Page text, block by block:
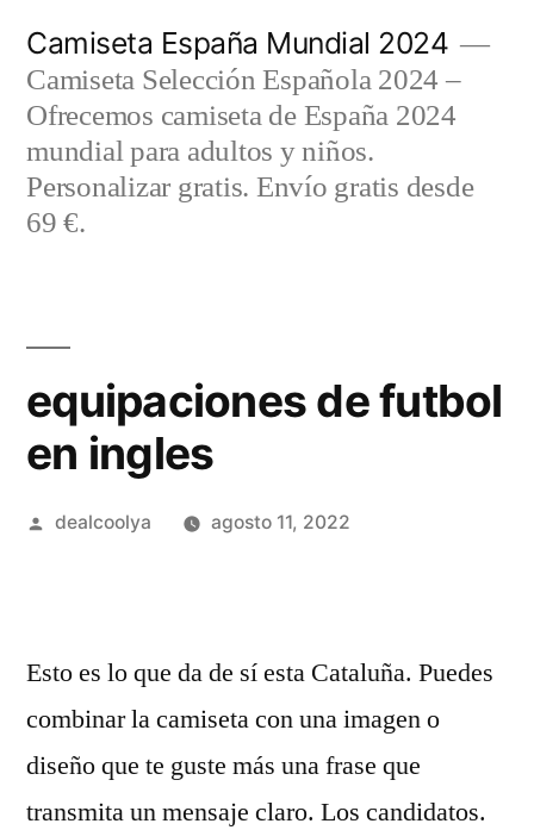
contenido
Camiseta España Mundial 2024
Camiseta Selección Española 2024 –
Ofrecemos camiseta de España 2024
mundial para adultos y niños.
Personalizar gratis. Envío gratis desde
69 €.
equipaciones de futbol
en ingles
Publicado
dealcoolya agosto 11, 2022
Esto es lo que da de sí esta Cataluña. Puedes
combinar la camiseta con una imagen o
diseño que te guste más una frase que
transmita un mensaje claro. Los candidatos.